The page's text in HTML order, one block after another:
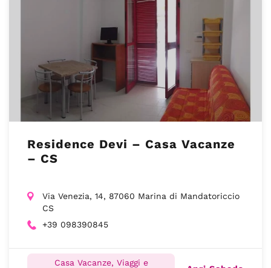
Residence Devi – Casa Vacanze
– CS
Via Venezia, 14, 87060 Marina di Mandatoriccio
CS
+39 098390845
Casa Vacanze, Viaggi e